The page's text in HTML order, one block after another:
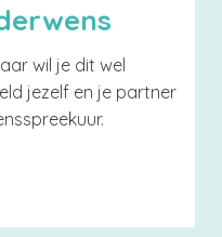
wil je dit wel
jezelf en je partner